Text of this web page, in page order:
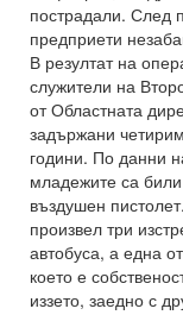
пострадали. След
предприети
В резултат на
служители на
от Областната
задържани
години. По данни
младежите са
въздушен
произвел три
автобуса, а една
което е
иззето, заедно с